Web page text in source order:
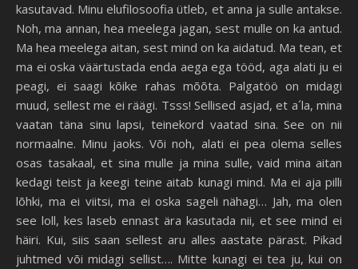
kasutavad. Minu elufilosoofia ütleb, et anna ja sulle antakse.
Noh, ma annan, hea meelega jagan, sest mulle on ka antud.
Ma hea meelega aitan, sest mind on ka aidatud. Ma tean, et
ma ei oska väärtustada enda aega ega tööd, aga alati ju ei
peagi, ei saagi kõike rahas mõõta. Palgatöö on midagi
muud, sellest me ei räägi. Tsss! Sellised asjad, et a´la, mina
vaatan täna sinu lapsi, teinekord vaatad sina. See on nii
normaalne. Minu jaoks. Või noh, alati ei pea olema selles
osas tasakaal, et sina mulle ja mina sulle, vaid mina aitan
kedagi teist ja keegi teine aitab kunagi mind. Ma ei aja pilli
lõhki, ma ei viitsi, ma ei oska sageli nähagi… Jah, ma olen
see loll, kes laseb ennast ära kasutada nii, et see mind ei
häiri. Kui, siis saan sellest aru alles aastate pärast. Pikad
juhtmed või midagi sellist…. Mitte kunagi ei tea ju, kui on